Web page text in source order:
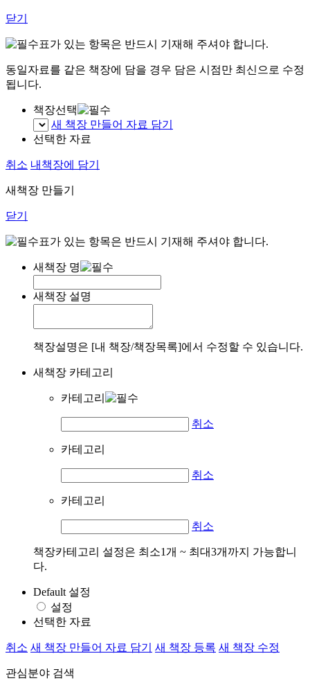
닫기
표가 있는 항목은 반드시 기재해 주셔야 합니다.
동일자료를 같은 책장에 담을 경우 담은 시점만 최신으로 수정
됩니다.
책장선택
새 책장 만들어 자료 담기
선택한 자료
취소 내책장에 담기
새책장 만들기
닫기
표가 있는 항목은 반드시 기재해 주셔야 합니다.
새책장 명
새책장 설명
책장설명은 [내 책장/책장목록]에서 수정할 수 있습니다.
새책장 카테고리
카테고리
취소
카테고리
취소
카테고리
취소
책장카테고리 설정은 최소1개 ~ 최대3개까지 가능합니
다.
Default 설정
설정
선택한 자료
취소 새 책장 만들어 자료 담기 새 책장 등록 새 책장 수정
관심분야 검색